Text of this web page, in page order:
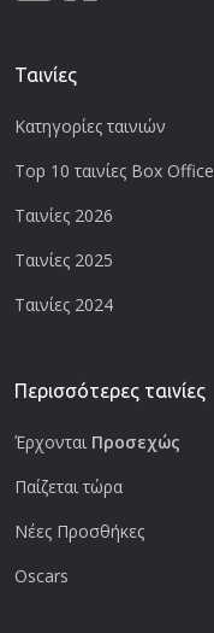
Ταινίες
Κατηγορίες ταινιών
Top 10 ταινίες Box Office
Ταινίες 2026
Ταινίες 2025
Ταινίες 2024
Περισσότερες ταινίες
Έρχονται Προσεχώς
Παίζεται τώρα
Νέες Προσθήκες
Oscars